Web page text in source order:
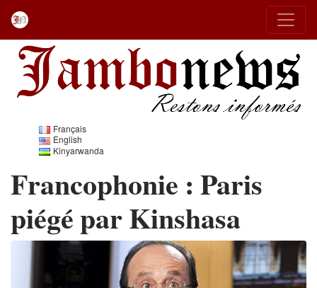
Français
English
Kinyarwanda
Francophonie : Paris
piégé par Kinshasa